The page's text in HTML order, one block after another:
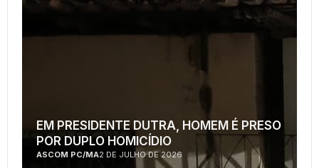
EM PRESIDENTE DUTRA, HOMEM É PRESO
POR DUPLO HOMICÍDIO
ASCOM PC/MA2 DE JULHO DE 2026